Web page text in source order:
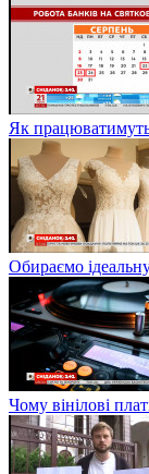
Як
Обираємо
Чому вінілові